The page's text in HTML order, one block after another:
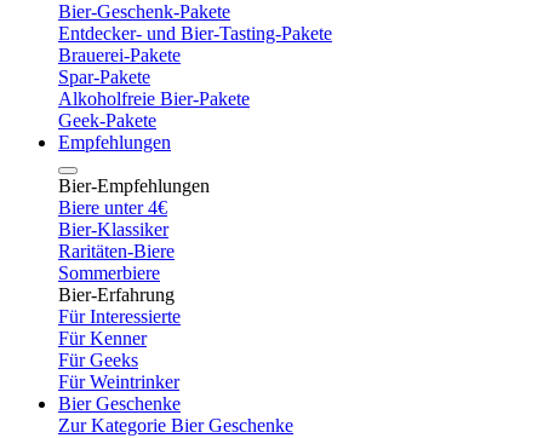
Bier-Geschenk-Pakete
Entdecker- und Bier-Tasting-Pakete
Brauerei-Pakete
Spar-Pakete
Alkoholfreie Bier-Pakete
Geek-Pakete
Empfehlungen
Bier-Empfehlungen
Biere unter 4€
Bier-Klassiker
Raritäten-Biere
Sommerbiere
Bier-Erfahrung
Für Interessierte
Für Kenner
Für Geeks
Für Weintrinker
Bier Geschenke
Zur Kategorie Bier Geschenke